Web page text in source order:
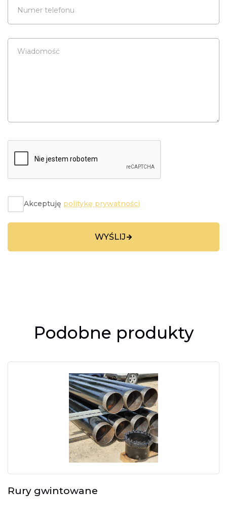
Numer telefonu
Wiadomość
Akceptuję politykę prywatności
WYŚLIJ
Podobne produkty
Rury gwintowane